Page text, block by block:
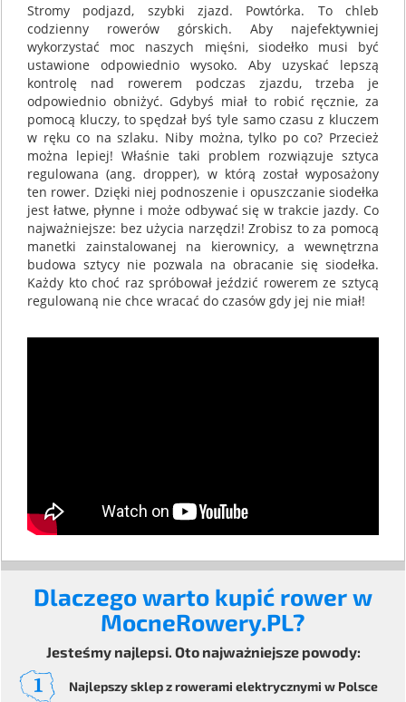
Stromy podjazd, szybki zjazd. Powtórka. To chleb
codzienny rowerów górskich. Aby najefektywniej
wykorzystać moc naszych mięśni, siodełko musi być
ustawione odpowiednio wysoko. Aby uzyskać lepszą
kontrolę nad rowerem podczas zjazdu, trzeba je
odpowiednio obniżyć. Gdybyś miał to robić ręcznie, za
pomocą kluczy, to spędzał byś tyle samo czasu z kluczem
w ręku co na szlaku. Niby można, tylko po co? Przecież
można lepiej! Właśnie taki problem rozwiązuje sztyca
regulowana (ang. dropper), w którą został wyposażony
ten rower. Dzięki niej podnoszenie i opuszczanie siodełka
jest łatwe, płynne i może odbywać się w trakcie jazdy. Co
najważniejsze: bez użycia narzędzi! Zrobisz to za pomocą
manetki zainstalowanej na kierownicy, a wewnętrzna
budowa sztycy nie pozwala na obracanie się siodełka.
Każdy kto choć raz spróbował jeździć rowerem ze sztycą
regulowaną nie chce wracać do czasów gdy jej nie miał!
Dlaczego warto kupić rower w
MocneRowery.PL?
Jesteśmy najlepsi. Oto najważniejsze powody:
Najlepszy sklep z rowerami elektrycznymi w Polsce